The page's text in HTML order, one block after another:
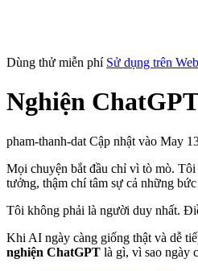
Dùng thử miễn phí Sử dụng trên Web
Nghiện
pham-thanh-dat Cập nhật vào May
Mọi chuyện bắt đầu chỉ vì tò mò.
tưởng, thậm chí tâm sự cả những
Tôi không phải là người duy nhất.
Khi AI ngày càng giống thật và dễ
nghiện ChatGPT là gì, vì sao ngày